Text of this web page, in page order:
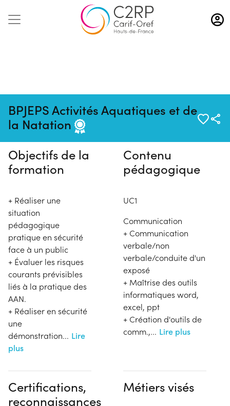
Aller
au
contenu
BPJEPS Activités Aquatiques et de
la Natation
Pas de session programmée en
ce moment
Objectifs de la
formation
+ Réaliser une
situation
pédagogique
pratique en sécurité
face à un public
+ Évaluer les risques
courants prévisibles
liés à la pratique des
AAN.
+ Réaliser en sécurité
une
démonstration... Lire
plus
Contenu
pédagogique
UC1
Communication
+ Communication
verbale/non
verbale/conduite d'un
exposé
+ Maîtrise des outils
informatiques word,
excel, ppt
+ Création d'outils de
comm.,... Lire plus
Certifications,
reconnaissances
Métiers visés